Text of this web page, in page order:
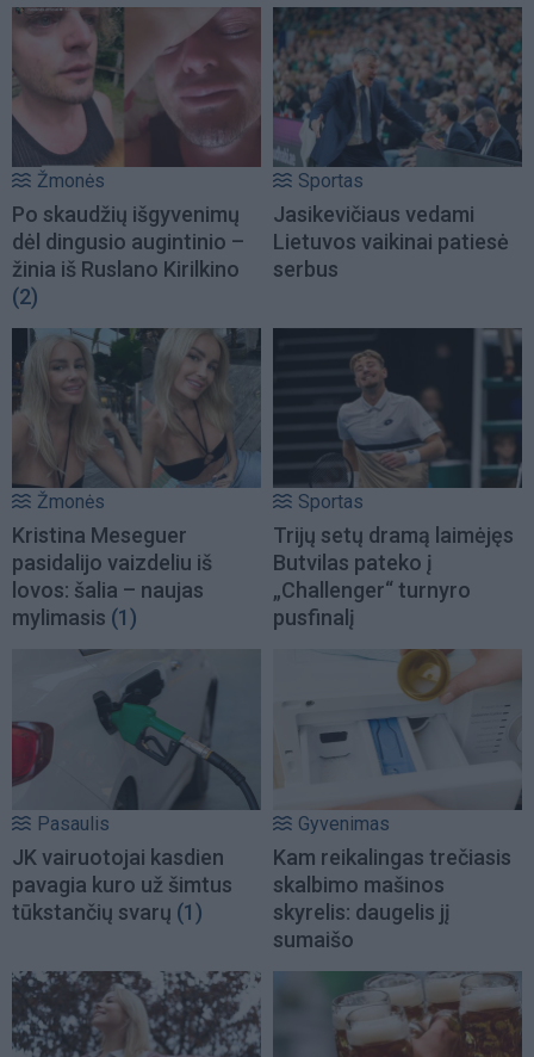
Žmonės
Po skaudžių išgyvenimų
dėl dingusio augintinio –
žinia iš Ruslano Kirilkino
(2)
Sportas
Jasikevičiaus vedami
Lietuvos vaikinai patiesė
serbus
Žmonės
Kristina Meseguer
pasidalijo vaizdeliu iš
lovos: šalia – naujas
mylimasis (1)
Sportas
Trijų setų dramą laimėjęs
Butvilas pateko į
„Challenger“ turnyro
pusfinalį
Pasaulis
JK vairuotojai kasdien
pavagia kuro už šimtus
tūkstančių svarų (1)
Gyvenimas
Kam reikalingas trečiasis
skalbimo mašinos
skyrelis: daugelis jį
sumaišo